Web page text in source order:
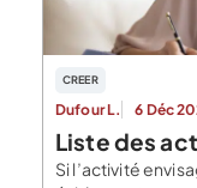
CREER
Dufour L. 6 Déc
Liste des
Si l’activité